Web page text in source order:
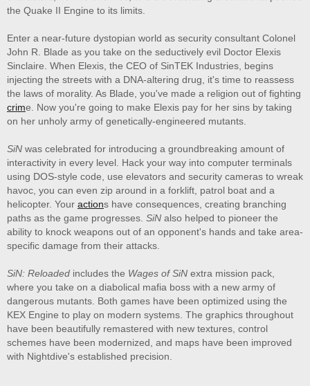
the Quake II Engine to its limits.
Enter a near-future dystopian world as security consultant Colonel
John R. Blade as you take on the seductively evil Doctor Elexis
Sinclaire. When Elexis, the CEO of SinTEK Industries, begins
injecting the streets with a DNA-altering drug, it's time to reassess
the laws of morality. As Blade, you've made a religion out of fighting
crime. Now you're going to make Elexis pay for her sins by taking
on her unholy army of genetically-engineered mutants.
SiN was celebrated for introducing a groundbreaking amount of
interactivity in every level. Hack your way into computer terminals
using DOS-style code, use elevators and security cameras to wreak
havoc, you can even zip around in a forklift, patrol boat and a
helicopter. Your actions have consequences, creating branching
paths as the game progresses. SiN also helped to pioneer the
ability to knock weapons out of an opponent's hands and take area-
specific damage from their attacks.
SiN: Reloaded includes the Wages of SiN extra mission pack,
where you take on a diabolical mafia boss with a new army of
dangerous mutants. Both games have been optimized using the
KEX Engine to play on modern systems. The graphics throughout
have been beautifully remastered with new textures, control
schemes have been modernized, and maps have been improved
with Nightdive's established precision.